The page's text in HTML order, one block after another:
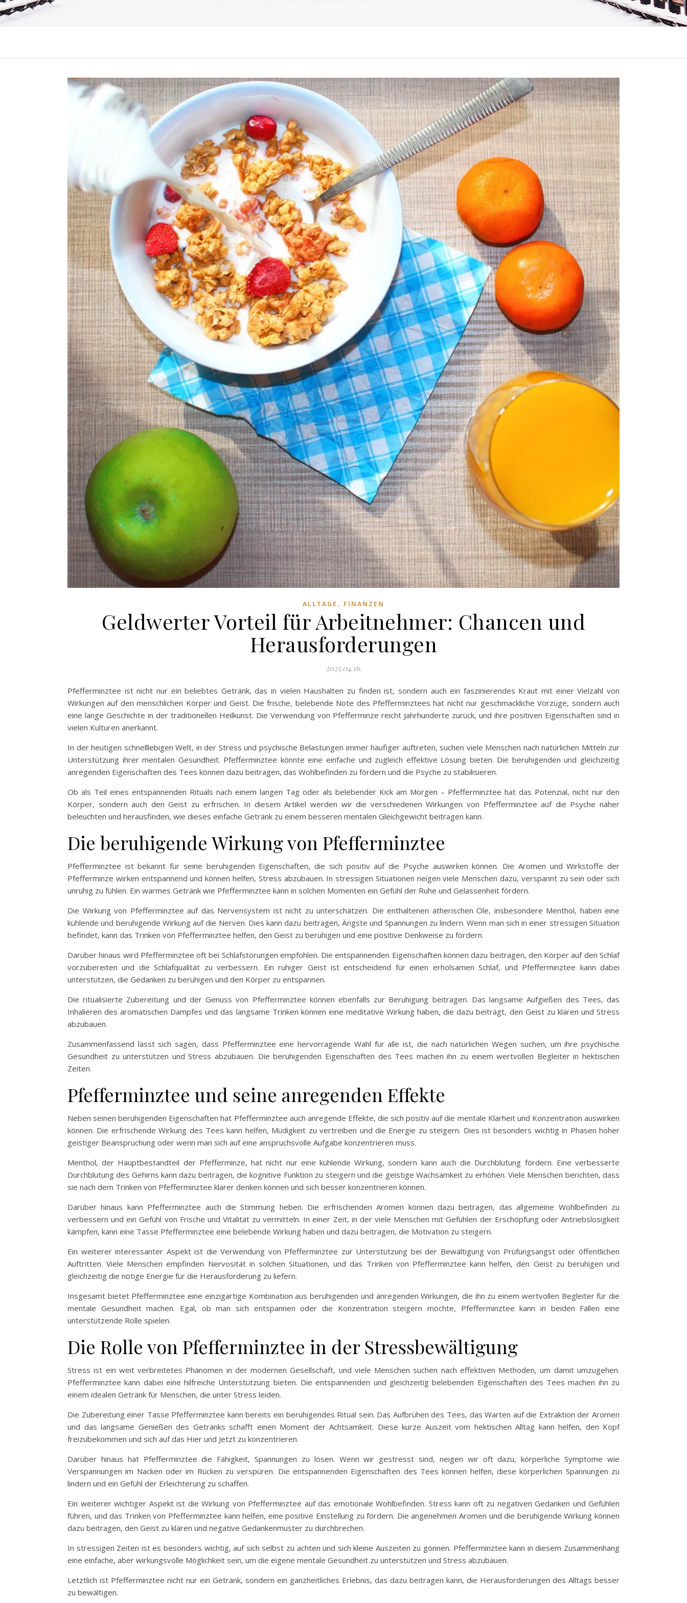
ALLTAGE , FINANZEN
Geldwerter Vorteil für Arbeitnehmer: Chancen und
Herausforderungen
2025.04.16.
Pfefferminztee ist nicht nur ein beliebtes Getränk, das in vielen Haushalten zu finden ist, sondern auch ein faszinierendes Kraut mit einer Vielzahl von
Wirkungen auf den menschlichen Körper und Geist. Die frische, belebende Note des Pfefferminztees hat nicht nur geschmackliche Vorzüge, sondern auch
eine lange Geschichte in der traditionellen Heilkunst. Die Verwendung von Pfefferminze reicht Jahrhunderte zurück, und ihre positiven Eigenschaften sind in
vielen Kulturen anerkannt.
In der heutigen schnelllebigen Welt, in der Stress und psychische Belastungen immer häufiger auftreten, suchen viele Menschen nach natürlichen Mitteln zur
Unterstützung ihrer mentalen Gesundheit. Pfefferminztee könnte eine einfache und zugleich effektive Lösung bieten. Die beruhigenden und gleichzeitig
anregenden Eigenschaften des Tees können dazu beitragen, das Wohlbefinden zu fördern und die Psyche zu stabilisieren.
Ob als Teil eines entspannenden Rituals nach einem langen Tag oder als belebender Kick am Morgen – Pfefferminztee hat das Potenzial, nicht nur den
Körper, sondern auch den Geist zu erfrischen. In diesem Artikel werden wir die verschiedenen Wirkungen von Pfefferminztee auf die Psyche näher
beleuchten und herausfinden, wie dieses einfache Getränk zu einem besseren mentalen Gleichgewicht beitragen kann.
Die beruhigende Wirkung von Pfefferminztee
Pfefferminztee ist bekannt für seine beruhigenden Eigenschaften, die sich positiv auf die Psyche auswirken können. Die Aromen und Wirkstoffe der
Pfefferminze wirken entspannend und können helfen, Stress abzubauen. In stressigen Situationen neigen viele Menschen dazu, verspannt zu sein oder sich
unruhig zu fühlen. Ein warmes Getränk wie Pfefferminztee kann in solchen Momenten ein Gefühl der Ruhe und Gelassenheit fördern.
Die Wirkung von Pfefferminztee auf das Nervensystem ist nicht zu unterschätzen. Die enthaltenen ätherischen Öle, insbesondere Menthol, haben eine
kühlende und beruhigende Wirkung auf die Nerven. Dies kann dazu beitragen, Ängste und Spannungen zu lindern. Wenn man sich in einer stressigen Situation
befindet, kann das Trinken von Pfefferminztee helfen, den Geist zu beruhigen und eine positive Denkweise zu fördern.
Darüber hinaus wird Pfefferminztee oft bei Schlafstörungen empfohlen. Die entspannenden Eigenschaften können dazu beitragen, den Körper auf den Schlaf
vorzubereiten und die Schlafqualität zu verbessern. Ein ruhiger Geist ist entscheidend für einen erholsamen Schlaf, und Pfefferminztee kann dabei
unterstützen, die Gedanken zu beruhigen und den Körper zu entspannen.
Die ritualisierte Zubereitung und der Genuss von Pfefferminztee können ebenfalls zur Beruhigung beitragen. Das langsame Aufgießen des Tees, das
Inhalieren des aromatischen Dampfes und das langsame Trinken können eine meditative Wirkung haben, die dazu beiträgt, den Geist zu klären und Stress
abzubauen.
Zusammenfassend lässt sich sagen, dass Pfefferminztee eine hervorragende Wahl für alle ist, die nach natürlichen Wegen suchen, um ihre psychische
Gesundheit zu unterstützen und Stress abzubauen. Die beruhigenden Eigenschaften des Tees machen ihn zu einem wertvollen Begleiter in hektischen
Zeiten.
Pfefferminztee und seine anregenden Effekte
Neben seinen beruhigenden Eigenschaften hat Pfefferminztee auch anregende Effekte, die sich positiv auf die mentale Klarheit und Konzentration auswirken
können. Die erfrischende Wirkung des Tees kann helfen, Müdigkeit zu vertreiben und die Energie zu steigern. Dies ist besonders wichtig in Phasen hoher
geistiger Beanspruchung oder wenn man sich auf eine anspruchsvolle Aufgabe konzentrieren muss.
Menthol, der Hauptbestandteil der Pfefferminze, hat nicht nur eine kühlende Wirkung, sondern kann auch die Durchblutung fördern. Eine verbesserte
Durchblutung des Gehirns kann dazu beitragen, die kognitive Funktion zu steigern und die geistige Wachsamkeit zu erhöhen. Viele Menschen berichten, dass
sie nach dem Trinken von Pfefferminztee klarer denken können und sich besser konzentrieren können.
Darüber hinaus kann Pfefferminztee auch die Stimmung heben. Die erfrischenden Aromen können dazu beitragen, das allgemeine Wohlbefinden zu
verbessern und ein Gefühl von Frische und Vitalität zu vermitteln. In einer Zeit, in der viele Menschen mit Gefühlen der Erschöpfung oder Antriebslosigkeit
kämpfen, kann eine Tasse Pfefferminztee eine belebende Wirkung haben und dazu beitragen, die Motivation zu steigern.
Ein weiterer interessanter Aspekt ist die Verwendung von Pfefferminztee zur Unterstützung bei der Bewältigung von Prüfungsangst oder öffentlichen
Auftritten. Viele Menschen empfinden Nervosität in solchen Situationen, und das Trinken von Pfefferminztee kann helfen, den Geist zu beruhigen und
gleichzeitig die nötige Energie für die Herausforderung zu liefern.
Insgesamt bietet Pfefferminztee eine einzigartige Kombination aus beruhigenden und anregenden Wirkungen, die ihn zu einem wertvollen Begleiter für die
mentale Gesundheit machen. Egal, ob man sich entspannen oder die Konzentration steigern möchte, Pfefferminztee kann in beiden Fällen eine
unterstützende Rolle spielen.
Die Rolle von Pfefferminztee in der Stressbewältigung
Stress ist ein weit verbreitetes Phänomen in der modernen Gesellschaft, und viele Menschen suchen nach effektiven Methoden, um damit umzugehen.
Pfefferminztee kann dabei eine hilfreiche Unterstützung bieten. Die entspannenden und gleichzeitig belebenden Eigenschaften des Tees machen ihn zu
einem idealen Getränk für Menschen, die unter Stress leiden.
Die Zubereitung einer Tasse Pfefferminztee kann bereits ein beruhigendes Ritual sein. Das Aufbrühen des Tees, das Warten auf die Extraktion der Aromen
und das langsame Genießen des Getränks schafft einen Moment der Achtsamkeit. Diese kurze Auszeit vom hektischen Alltag kann helfen, den Kopf
freizubekommen und sich auf das Hier und Jetzt zu konzentrieren.
Darüber hinaus hat Pfefferminztee die Fähigkeit, Spannungen zu lösen. Wenn wir gestresst sind, neigen wir oft dazu, körperliche Symptome wie
Verspannungen im Nacken oder im Rücken zu verspüren. Die entspannenden Eigenschaften des Tees können helfen, diese körperlichen Spannungen zu
lindern und ein Gefühl der Erleichterung zu schaffen.
Ein weiterer wichtiger Aspekt ist die Wirkung von Pfefferminztee auf das emotionale Wohlbefinden. Stress kann oft zu negativen Gedanken und Gefühlen
führen, und das Trinken von Pfefferminztee kann helfen, eine positive Einstellung zu fördern. Die angenehmen Aromen und die beruhigende Wirkung können
dazu beitragen, den Geist zu klären und negative Gedankenmuster zu durchbrechen.
In stressigen Zeiten ist es besonders wichtig, auf sich selbst zu achten und sich kleine Auszeiten zu gönnen. Pfefferminztee kann in diesem Zusammenhang
eine einfache, aber wirkungsvolle Möglichkeit sein, um die eigene mentale Gesundheit zu unterstützen und Stress abzubauen.
Letztlich ist Pfefferminztee nicht nur ein Getränk, sondern ein ganzheitliches Erlebnis, das dazu beitragen kann, die Herausforderungen des Alltags besser
zu bewältigen.